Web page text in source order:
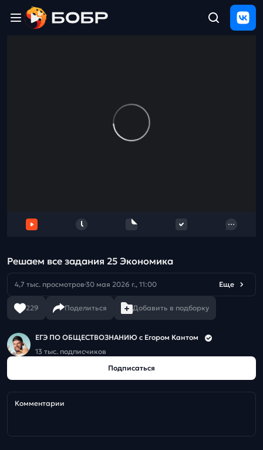
отзыв
Решаем все задания 25 Экономика
4,7 тыс. просмотров 30 мая 2026 г., 11:00 Еще
229 Поделиться Добавить в подборку
ЕГЭ ПО ОБЩЕСТВОЗНАНИЮ c Егором Кантом
13 тыс. подписчиков
Подписаться
Комментарии